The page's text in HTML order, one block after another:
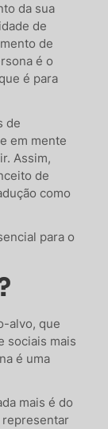
da sua
de
de
é o
é para
de
em mente
Assim,
de
como
para o
alvo, que
sociais mais
é uma
mais é do
representar